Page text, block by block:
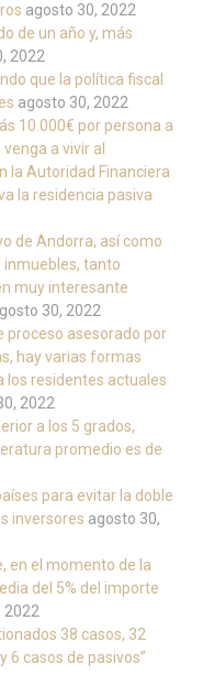
agosto 30, 2022
de un año y, más
2022
que la política fiscal
agosto 30, 2022
10.000€ por persona a
a vivir al
la Autoridad Financiera
la residencia pasiva
de Andorra, así como
inmuebles, tanto
muy interesante
30, 2022
proceso asesorado por
hay varias formas
los residentes actuales
2022
a los 5 grados,
promedio es de
para evitar la doble
inversores agosto 30,
en el momento de la
del 5% del importe
2022
38 casos, 32
6 casos de pasivos”